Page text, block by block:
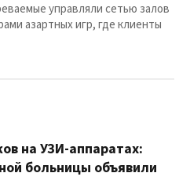
управляли сетью залов
азартных игр, где клиенты
на УЗИ-аппаратах:
больницы объявили